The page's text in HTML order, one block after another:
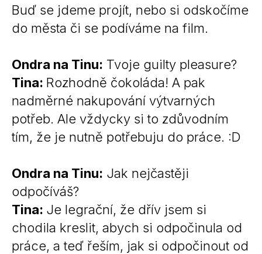
Buď se jdeme projít, nebo si odskočíme
do města či se podíváme na film.
Ondra na Tinu: Tvoje guilty pleasure?
Tina: Rozhodně čokoláda! A pak
nadměrné nakupování výtvarných
potřeb. Ale vždycky si to zdůvodním
tím, že je nutně potřebuju do práce. :D
Ondra na Tinu: Jak nejčastěji
odpočíváš?
Tina: Je legrační, že dřív jsem si
chodila kreslit, abych si odpočinula od
práce, a teď řeším, jak si odpočinout od